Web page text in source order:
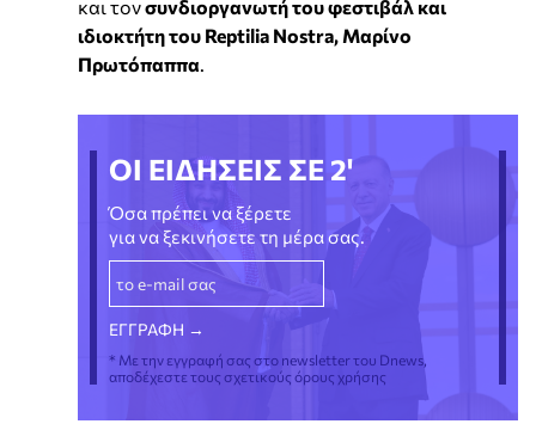
και τονσυνδιοργανωτή του φεστιβάλ και
ιδιοκτήτη του Reptilia Nostra, Μαρίνο
Πρωτόπαππα.
ΟΙ ΕΙΔΗΣΕΙΣ ΣΕ 2'
Όσα πρέπει να ξέρετε
για να ξεκινήσετε τη μέρα σας.
* Με την εγγραφή σας στο newsletter του Dnews,
αποδέχεστε τους σχετικούς όρους χρήσης